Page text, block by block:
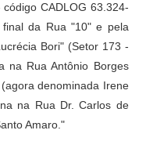
código CADLOG 63.324-
da Rua "10" e pela
Bori" (Setor 173 -
na Rua Antônio Borges
denominada Irene
na Rua Dr. Carlos de
Amaro."